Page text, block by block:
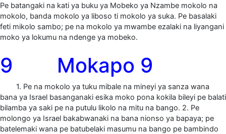
Pe batangaki na kati ya buku ya Mobeko ya Nzambe mokolo na
mokolo, banda mokolo ya liboso ti mokolo ya suka. Pe basalaki
feti mikolo sambo; pe na mokolo ya mwambe ezalaki na liyangani
moko ya lokumu na ndenge ya mobeko.
9 Mokapo 9
1. Pe na mokolo ya tuku mibale na mineyi ya sanza wana
bana ya Israel basanganaki esika moko pona kokila bileyi pe balati
bilamba ya saki pe na putulu likolo na mitu na bango. 2. Pe
molongo ya Israel bakabwanaki na bana nionso ya bapaya; pe
batelemaki wana pe batubelaki masumu na bango pe bambindo